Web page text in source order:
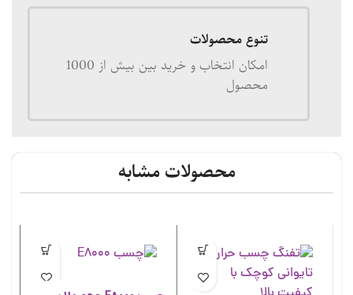
تنوع محصولات
امکان انتخاب و خرید بین بیش از 1000
محصول
محصولات مشابه